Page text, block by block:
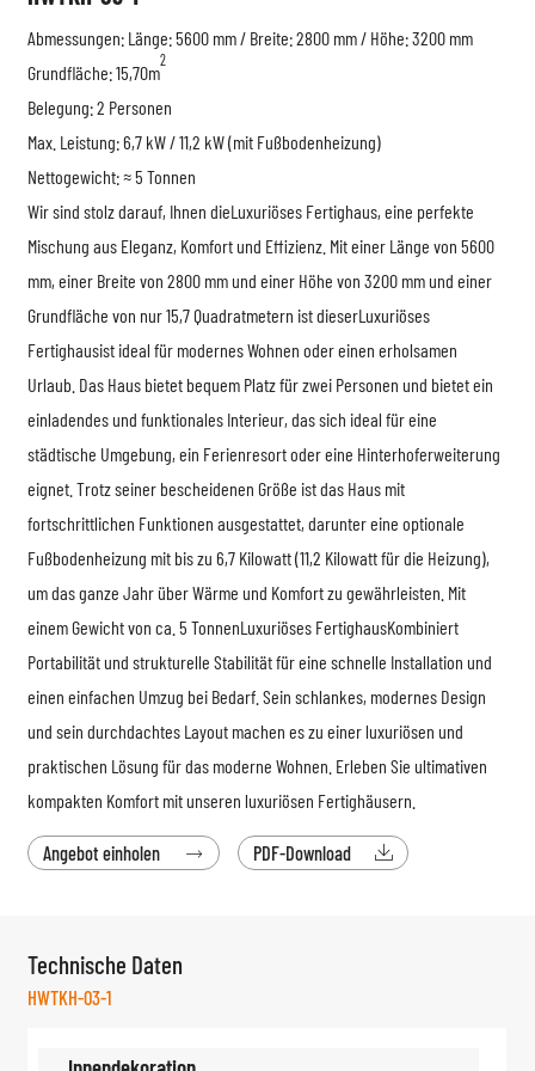
Abmessungen: Länge: 5600 mm / Breite: 2800 mm / Höhe: 3200 mm
Grundfläche: 15,70m
2
Belegung: 2 Personen
Max. Leistung: 6,7 kW / 11,2 kW (mit Fußbodenheizung)
Nettogewicht: ≈ 5 Tonnen
Wir sind stolz darauf, Ihnen dieLuxuriöses Fertighaus, eine perfekte
Mischung aus Eleganz, Komfort und Effizienz. Mit einer Länge von 5600
mm, einer Breite von 2800 mm und einer Höhe von 3200 mm und einer
Grundfläche von nur 15,7 Quadratmetern ist dieserLuxuriöses
Fertighausist ideal für modernes Wohnen oder einen erholsamen
Urlaub. Das Haus bietet bequem Platz für zwei Personen und bietet ein
einladendes und funktionales Interieur, das sich ideal für eine
städtische Umgebung, ein Ferienresort oder eine Hinterhoferweiterung
eignet. Trotz seiner bescheidenen Größe ist das Haus mit
fortschrittlichen Funktionen ausgestattet, darunter eine optionale
Fußbodenheizung mit bis zu 6,7 Kilowatt (11,2 Kilowatt für die Heizung),
um das ganze Jahr über Wärme und Komfort zu gewährleisten. Mit
einem Gewicht von ca. 5 TonnenLuxuriöses FertighausKombiniert
Portabilität und strukturelle Stabilität für eine schnelle Installation und
einen einfachen Umzug bei Bedarf. Sein schlankes, modernes Design
und sein durchdachtes Layout machen es zu einer luxuriösen und
praktischen Lösung für das moderne Wohnen. Erleben Sie ultimativen
kompakten Komfort mit unseren luxuriösen Fertighäusern.
Angebot einholen  PDF-Download 
Technische Daten
HWTKH-03-1